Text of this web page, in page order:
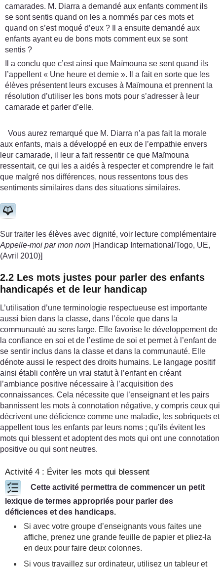
camarades. M. Diarra a demandé aux enfants comment ils
se sont sentis quand on les a nommés par ces mots et
quand on s’est moqué d’eux ? Il a ensuite demandé aux
enfants ayant eu de bons mots comment eux se sont
sentis ?
Il a conclu que c’est ainsi que Maïmouna se sent quand ils
l’appellent « Une heure et demie ». Il a fait en sorte que les
élèves présentent leurs excuses à Maïmouna et prennent la
résolution d’utiliser les bons mots pour s’adresser à leur
camarade et parler d’elle.
Vous aurez remarqué que M. Diarra n’a pas fait la morale
aux enfants, mais a développé en eux de l’empathie envers
leur camarade, il leur a fait ressentir ce que Maïmouna
ressentait, ce qui les a aidés à respecter et comprendre le fait
que malgré nos différences, nous ressentons tous des
sentiments similaires dans des situations similaires.
Sur traiter les élèves avec dignité, voir lecture complémentaire
Appelle-moi par mon nom [Handicap International/Togo, UE,
(Avril 2010)]
2.2 Les mots justes pour parler des enfants
handicapés et de leur handicap
L’utilisation d’une terminologie respectueuse est importante
aussi bien dans la classe, dans l’école que dans la
communauté au sens large. Elle favorise le développement de
la confiance en soi et de l’estime de soi et permet à l’enfant de
se sentir inclus dans la classe et dans la communauté. Elle
dénote aussi le respect des droits humains. Le langage positif
ainsi établi confère un vrai statut à l’enfant en créant
l’ambiance positive nécessaire à l’acquisition des
connaissances. Cela nécessite que l’enseignant et les pairs
bannissent les mots à connotation négative, y compris ceux qui
décrivent une déficience comme une maladie, les sobriquets et
appellent tous les enfants par leurs noms ; qu’ils évitent les
mots qui blessent et adoptent des mots qui ont une connotation
positive ou qui sont neutres.
Activité 4 : Éviter les mots qui blessent
Cette activité permettra de commencer un petit
lexique de termes appropriés pour parler des
déficiences et des handicaps.
Si avec votre groupe d’enseignants vous faites une
affiche, prenez une grande feuille de papier et pliez-la
en deux pour faire deux colonnes.
Si vous travaillez sur ordinateur, utilisez un tableur et